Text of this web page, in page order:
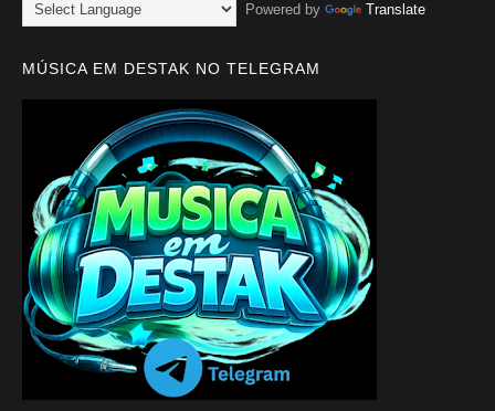
Powered by Translate
MÚSICA EM DESTAK NO TELEGRAM